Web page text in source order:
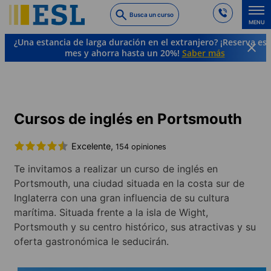
to
main
content
Busca un curso
MENU
¿Una estancia de larga duración en el extranjero? ¡Reserva
mes y ahorra hasta un 20%! Saber más
Cursos de inglés en Portsmouth
Excelente, 154 opiniones
Te invitamos a realizar un curso de inglés en
Portsmouth, una ciudad situada en la costa sur de
Inglaterra con una gran influencia de su cultura
marítima. Situada frente a la isla de Wight,
Portsmouth y su centro histórico, sus atractivas y su
oferta gastronómica le seducirán.